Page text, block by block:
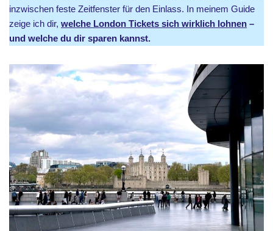
inzwischen feste Zeitfenster für den Einlass. In meinem Guide
zeige ich dir, welche London Tickets sich wirklich lohnen –
und welche du dir sparen kannst.